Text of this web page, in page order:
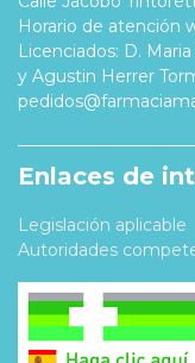
Horario de atención
Licenciados: D.
y Agustin Herrer
Enlaces de
Legislación aplicable
Autoridades